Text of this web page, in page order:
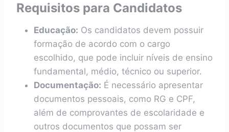
Requisitos para Candidatos
Educação: Os candidatos devem possuir
formação de acordo com o cargo
escolhido, que pode incluir níveis de ensino
fundamental, médio, técnico ou superior.
Documentação: É necessário apresentar
documentos pessoais, como RG e CPF,
além de comprovantes de escolaridade e
outros documentos que possam ser